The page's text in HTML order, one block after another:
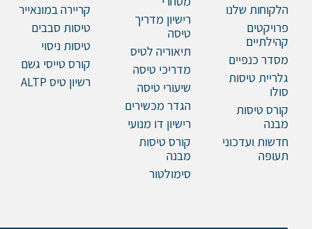
הלקוחות שלנו
פרויקטים
קהילתיים
מסדר כנפיים
גלריית טיסות
סולו
קורס טיסות
מבנה
חדשות ועדכוני
תעופה
רישיון מדריך
טיסה
תיאוריה לטיס
מדריכי טיסה
שיעורי טיסה
הגדר מכשירים
רישיון דו מנועי
קורס טיסות
מבנה
סימולטור
קריירה במונאייר
טיסות סבבים
טיסות ניסוי
קורס טייסי גשם
רשיון טיס ALTP